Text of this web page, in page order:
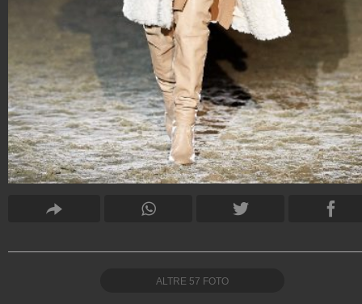
ALTRE 57 FOTO